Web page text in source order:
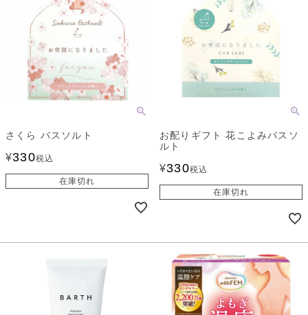
さくら バスソルト
¥330税込
在庫切れ
お配りギフト 花こよみバスソ
ルト
¥330税込
在庫切れ